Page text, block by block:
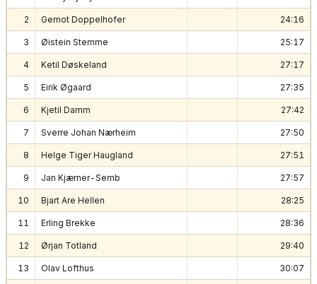
2 Gernot Doppelhofer 24:16
3 Øistein Stemme 25:17
4 Ketil Døskeland 27:17
5 Eirik Øgaard 27:35
6 Kjetil Damm 27:42
7 Sverre Johan Nærheim 27:50
8 Helge Tiger Haugland 27:51
9 Jan Kjærner-Semb 27:57
10 Bjart Are Hellen 28:25
11 Erling Brekke 28:36
12 Ørjan Totland 29:40
13 Olav Lofthus 30:07